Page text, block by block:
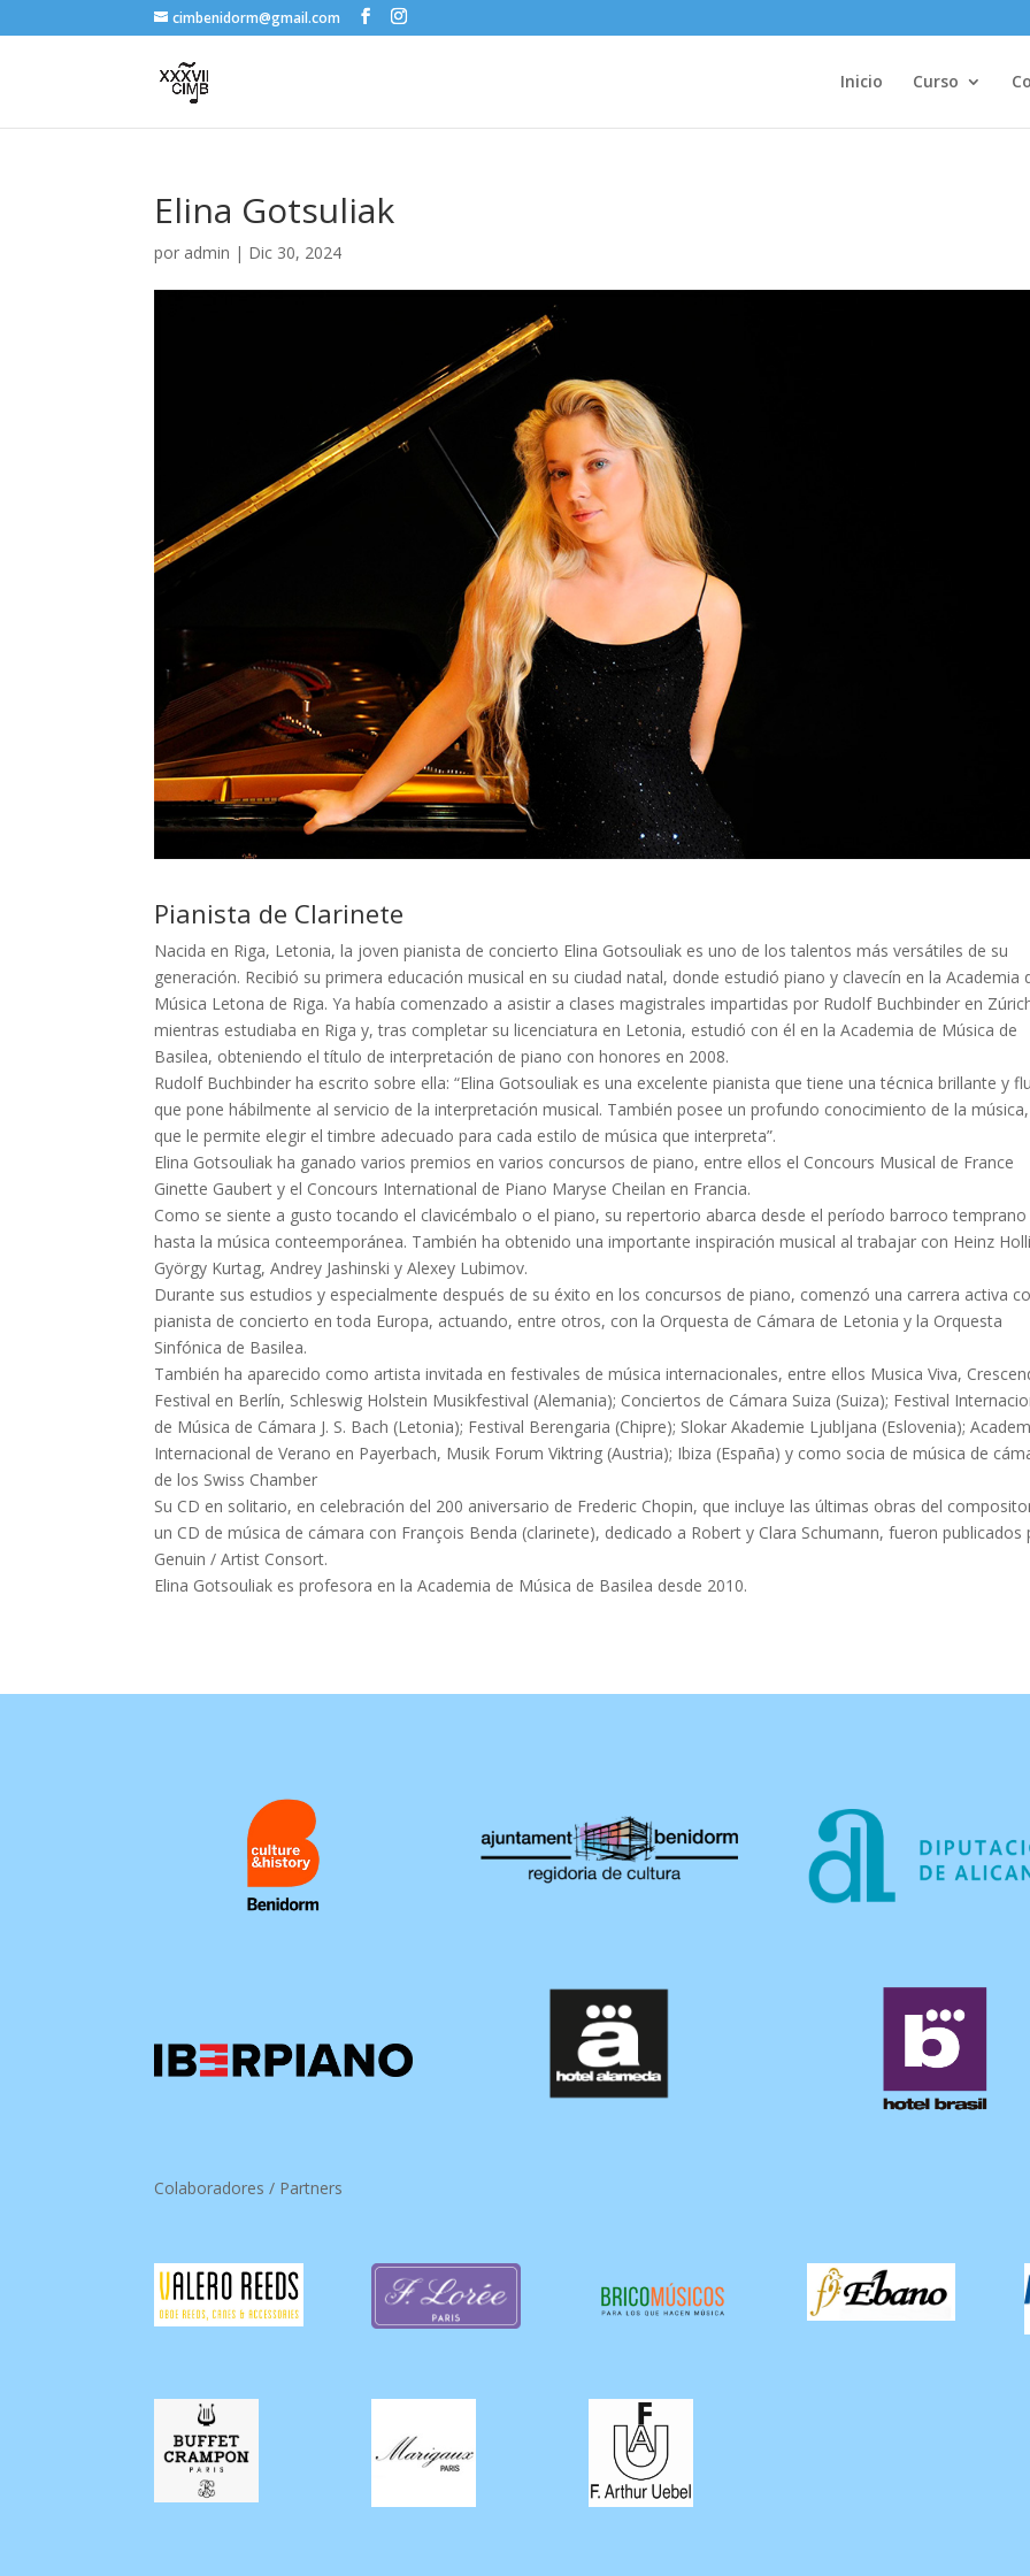
cimbenidorm@gmail.com
Inicio Curso
Elina Gotsuliak
por admin | Dic 30, 2024
Pianista de Clarinete
Nacida en Riga, Letonia, la joven pianista de concierto Elina Gotsouliak es uno de los talentos más versátiles de su
generación. Recibió su primera educación musical en su ciudad natal, donde estudió piano y clavecín en la Academia
Música Letona de Riga. Ya había comenzado a asistir a clases magistrales impartidas por Rudolf Buchbinder en
mientras estudiaba en Riga y, tras completar su licenciatura en Letonia, estudió con él en la Academia de Música de
Basilea, obteniendo el título de interpretación de piano con honores en 2008.
Rudolf Buchbinder ha escrito sobre ella: “Elina Gotsouliak es una excelente pianista que tiene una técnica brillante y
que pone hábilmente al servicio de la interpretación musical. También posee un profundo conocimiento de la
que le permite elegir el timbre adecuado para cada estilo de música que interpreta”.
Elina Gotsouliak ha ganado varios premios en varios concursos de piano, entre ellos el Concours Musical de France
Ginette Gaubert y el Concours International de Piano Maryse Cheilan en Francia.
Como se siente a gusto tocando el clavicémbalo o el piano, su repertorio abarca desde el período barroco temprano
hasta la música conteemporánea. También ha obtenido una importante inspiración musical al trabajar con Heinz
György Kurtag, Andrey Jashinski y Alexey Lubimov.
Durante sus estudios y especialmente después de su éxito en los concursos de piano, comenzó una carrera activa
pianista de concierto en toda Europa, actuando, entre otros, con la Orquesta de Cámara de Letonia y la Orquesta
Sinfónica de Basilea.
También ha aparecido como artista invitada en festivales de música internacionales, entre ellos Musica Viva,
Festival en Berlín, Schleswig Holstein Musikfestival (Alemania); Conciertos de Cámara Suiza (Suiza); Festival
de Música de Cámara J. S. Bach (Letonia); Festival Berengaria (Chipre); Slokar Akademie Ljubljana (Eslovenia);
Internacional de Verano en Payerbach, Musik Forum Viktring (Austria); Ibiza (España) y como socia de música de
de los Swiss Chamber
Su CD en solitario, en celebración del 200 aniversario de Frederic Chopin, que incluye las últimas obras del
un CD de música de cámara con François Benda (clarinete), dedicado a Robert y Clara Schumann, fueron publicados
Genuin / Artist Consort.
Elina Gotsouliak es profesora en la Academia de Música de Basilea desde 2010.
Colaboradores / Partners